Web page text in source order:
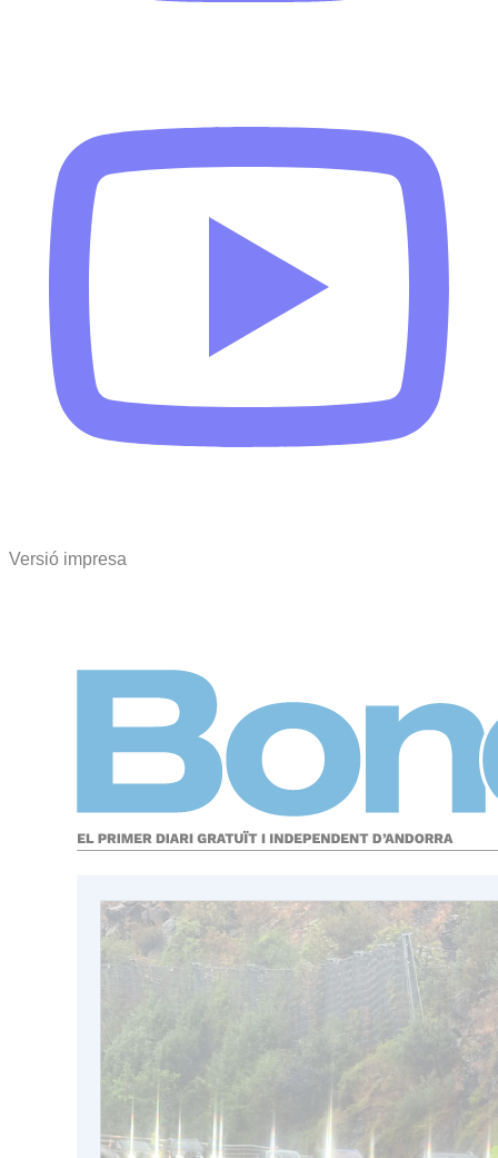
Versió impresa